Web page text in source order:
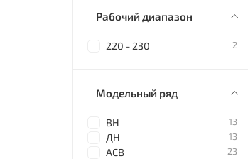
Рабочий диапазон
220 - 230 2
Модельный ряд
ВН 13
ДН 13
АСВ 23